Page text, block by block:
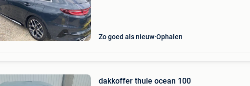
Zo goed als nieuw Ophalen
dakkoffer thule ocean 100